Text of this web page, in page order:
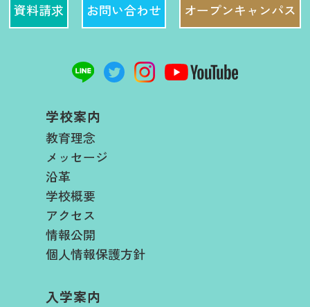
資料請求 お問い合わせ オープンキャンパス
学校案内
教育理念
メッセージ
沿革
学校概要
アクセス
情報公開
個人情報保護方針
入学案内